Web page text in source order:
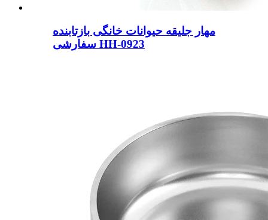
مهار جلیقه حیوانات خانگی بازتابنده
سفارشی HH-0923